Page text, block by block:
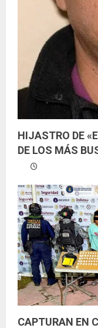
HIJASTRO DE
DE LOS MÁS
CAPTURAN EN